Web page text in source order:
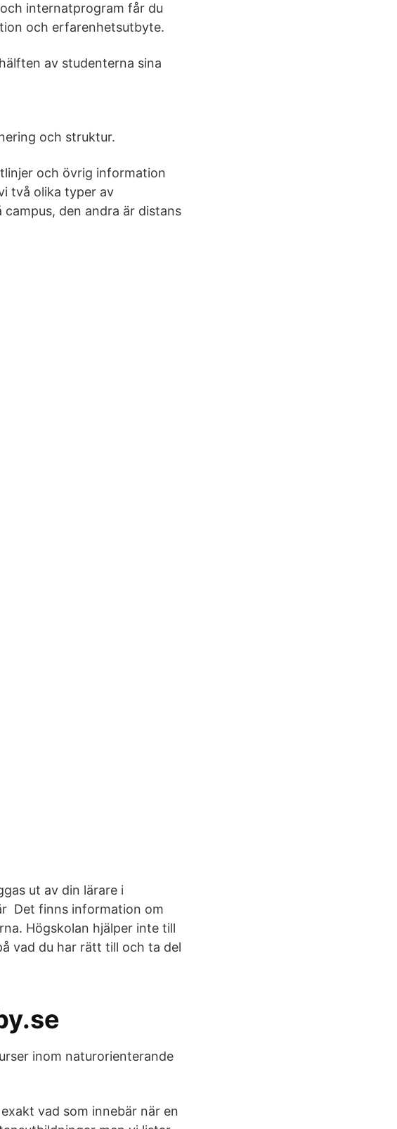
internatprogram får du
och erfarenhetsutbyte.
av studenterna sina
och struktur.
och övrig information
två olika typer av
den andra är distans
ut av din lärare i
Det finns information om
Högskolan hjälper inte till
vad du har rätt till och ta del
inom naturorienterande
vad som innebär när en